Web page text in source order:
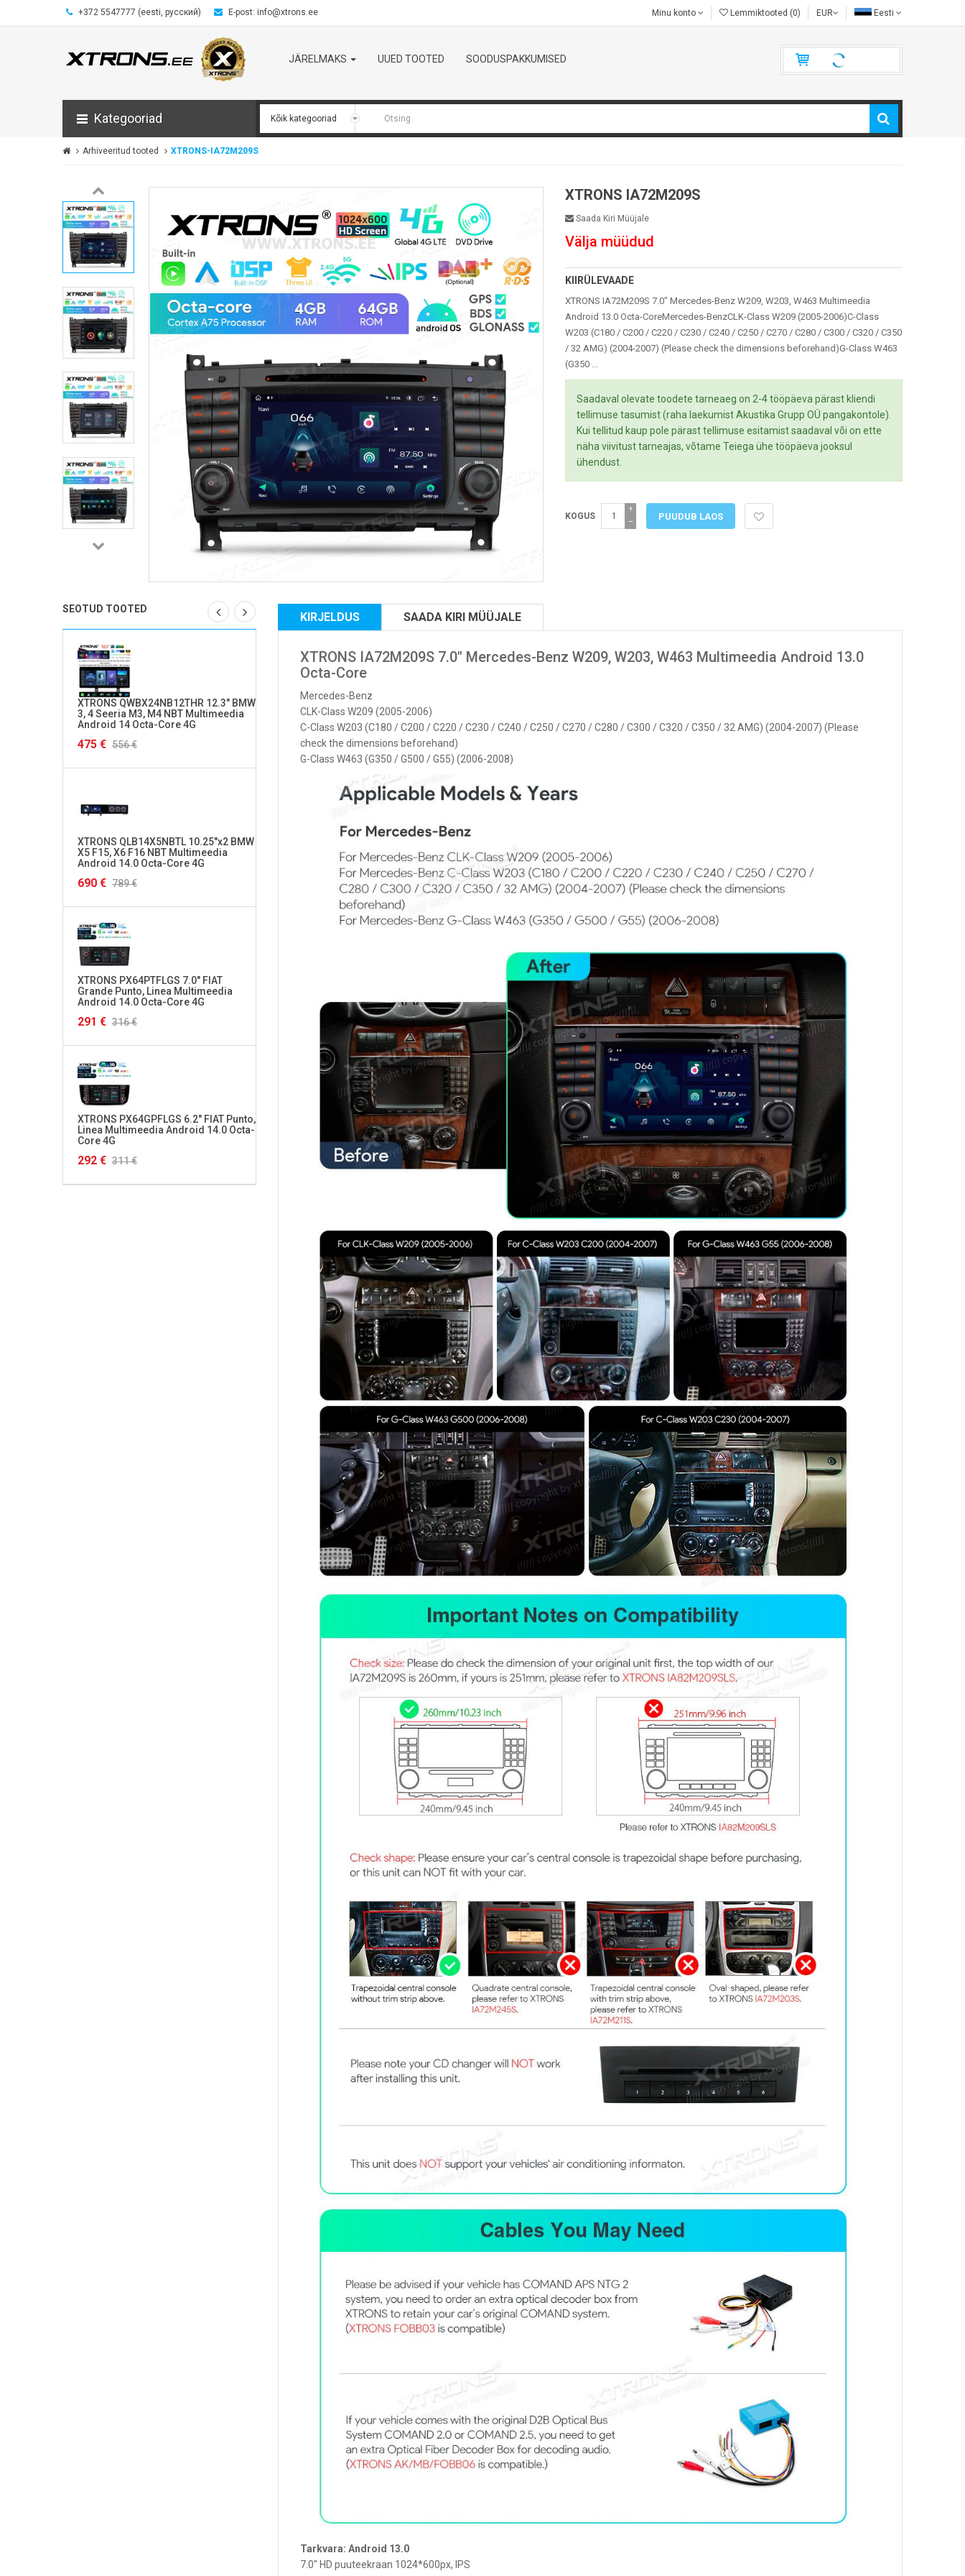
+372 5547777 (eesti, русский) E-post: info@xtrons.ee Minu konto Lemmiktooted (0) EUR Eesti
JÄRELMAKS UUED TOOTED SOODUSPAKKUMISED
Kategooriad
Arhiveeritud tooted XTRONS-IA72M209S
XTRONS IA72M209S
Saada Kiri Müüjale
Välja müüdud
KIIRÜLEVAADE
XTRONS IA72M209S 7.0" Mercedes-Benz W209, W203, W463 Multimeedia
Android 13.0 Octa-CoreMercedes-BenzCLK-Class W209 (2005-2006)C-Class
W203 (C180 / C200 / C220 / C230 / C240 / C250 / C270 / C280 / C300 / C320 / C350
/ 32 AMG) (2004-2007) (Please check the dimensions beforehand)G-Class W463
(G350 ...
Saadaval olevate toodete tarneaeg on 2-4 tööpäeva pärast kliendi
tellimuse tasumist (raha laekumist Akustika Grupp OÜ pangakontole).
Kui tellitud kaup pole pärast tellimuse esitamist saadaval või on ette
näha viivitust tarneajas, võtame Teiega ühe tööpäeva jooksul
ühendust.
KOGUS −
+
SEOTUD TOOTED
XTRONS QWBX24NB12THR 12.3" BMW
3, 4 Seeria M3, M4 NBT Multimeedia
Android 14 Octa-Core 4G
475 € 556 €
XTRONS QLB14X5NBTL 10.25"x2 BMW
X5 F15, X6 F16 NBT Multimeedia
Android 14.0 Octa-Core 4G
690 € 789 €
XTRONS PX64PTFLGS 7.0" FIAT
Grande Punto, Linea Multimeedia
Android 14.0 Octa-Core 4G
291 € 316 €
XTRONS PX64GPFLGS 6.2" FIAT Punto,
Linea Multimeedia Android 14.0 Octa-
Core 4G
292 € 311 €
XTRONS PX74PDFLGS 7.0" FIAT Panda
Multimeedia Android 14.0 Octa-Core
4G
282 € 320 €
Multimeedia Android 14.0 Octa-Core
315 €
4G HDMI
385 €
XTRONS PX84AA3LHG 8.8" AUDI A3,
S3, RS3 Multimeedia Android 14.0
Octa-Core 4G
349 €
KIRJELDUS SAADA KIRI MÜÜJALE
XTRONS IA72M209S 7.0" Mercedes-Benz W209, W203, W463 Multimeedia Android 13.0
Octa-Core
Mercedes-Benz
CLK-Class W209 (2005-2006)
C-Class W203 (C180 / C200 / C220 / C230 / C240 / C250 / C270 / C280 / C300 / C320 / C350 / 32 AMG) (2004-2007) (Please
check the dimensions beforehand)
G-Class W463 (G350 / G500 / G55) (2006-2008)
Tarkvara: Android 13.0
7.0" HD puuteekraan 1024*600px, IPS